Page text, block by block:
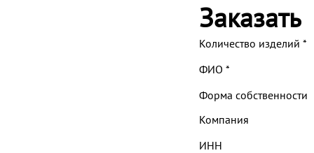
Заказать
Количество изделий *
ФИО *
Форма собственности
Компания
ИНН